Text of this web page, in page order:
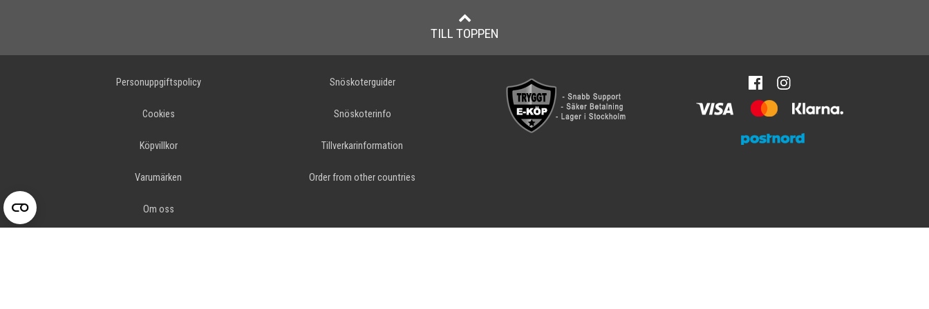
TILL TOPPEN
Personuppgiftspolicy
Cookies
Köpvillkor
Varumärken
Om oss
Snöskoterguider
Snöskoterinfo
Tillverkarinformation
Order from other countries